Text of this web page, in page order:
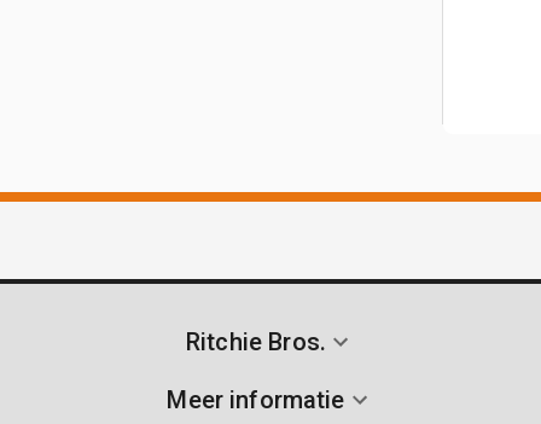
Ritchie Bros.
Meer informatie